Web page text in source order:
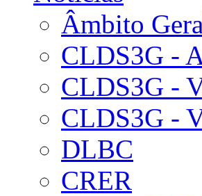
Âmbito
CLDS3G -
CLDS3G -
CLDS3G -
DLBC
CRER